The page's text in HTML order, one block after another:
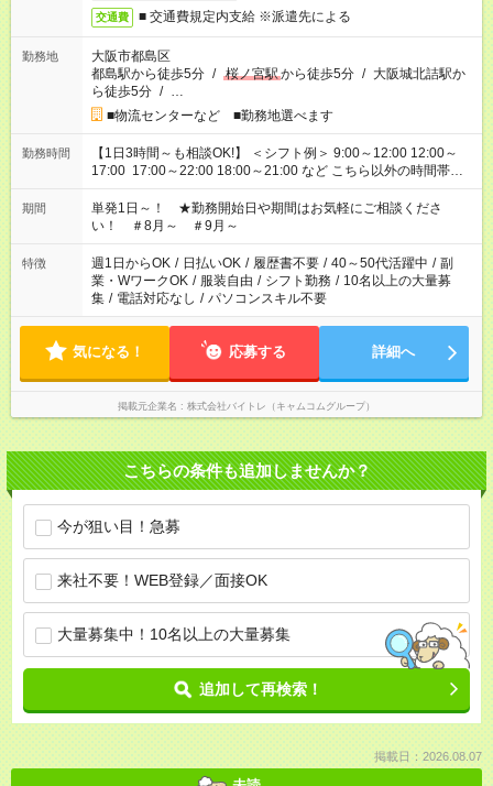
交通費 ■ 交通費規定内支給 ※派遣先による
勤務地
大阪市都島区
都島駅から徒歩5分 / 桜ノ宮駅から徒歩5分 / 大阪城北詰駅か
ら徒歩5分 / …
■物流センターなど ■勤務地選べます
勤務時間
【1日3時間～も相談OK!】 ＜シフト例＞ 9:00～12:00 12:00～
17:00 17:00～22:00 18:00～21:00 など こちら以外の時間帯も
お気軽にご相談ください！
期間
単発1日～！ ★勤務開始日や期間はお気軽にご相談くださ
い！ ＃8月～ ＃9月～
特徴 週1日からOK / 日払いOK / 履歴書不要 / 40～50代活躍中 / 副
業・WワークOK / 服装自由 / シフト勤務 / 10名以上の大量募
集 / 電話対応なし / パソコンスキル不要
気になる！ 応募する 詳細へ
掲載元企業名 株式会社バイトレ（キャムコムグループ）
こちらの条件も追加しませんか？
今が狙い目！急募
来社不要！WEB登録／面接OK
大量募集中！10名以上の大量募集
追加して再検索！
掲載日：2026.08.07